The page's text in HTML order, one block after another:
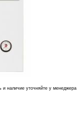
и наличие уточняйте у менеджера